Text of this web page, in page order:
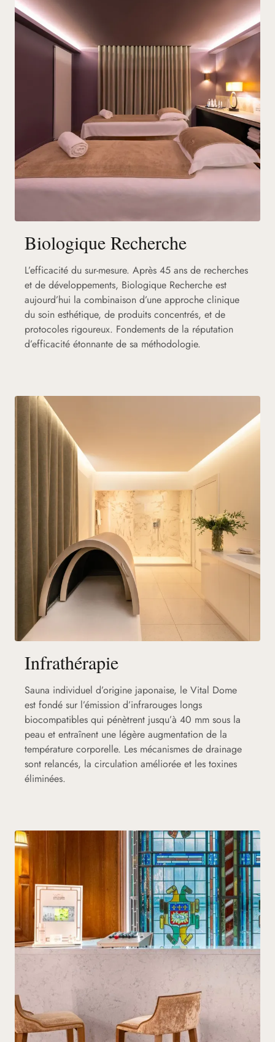
Biologique Recherche
L’efficacité du sur-mesure. Après 45 ans de recherches
et de développements, Biologique Recherche est
aujourd’hui la combinaison d’une approche clinique
du soin esthétique, de produits concentrés, et de
protocoles rigoureux. Fondements de la réputation
d’efficacité étonnante de sa méthodologie.
Infrathérapie
Sauna individuel d’origine japonaise, le Vital Dome
est fondé sur l’émission d’infrarouges longs
biocompatibles qui pénètrent jusqu’à 40 mm sous la
peau et entraînent une légère augmentation de la
température corporelle. Les mécanismes de drainage
sont relancés, la circulation améliorée et les toxines
éliminées.